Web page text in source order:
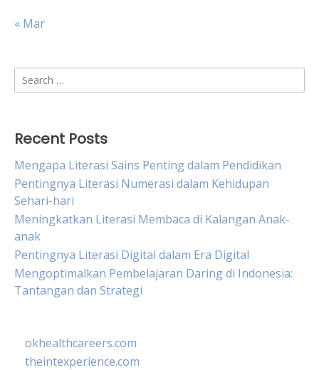
« Mar
Search
for:
Recent Posts
Mengapa Literasi Sains Penting dalam Pendidikan
Pentingnya Literasi Numerasi dalam Kehidupan
Sehari-hari
Meningkatkan Literasi Membaca di Kalangan Anak-
anak
Pentingnya Literasi Digital dalam Era Digital
Mengoptimalkan Pembelajaran Daring di Indonesia:
Tantangan dan Strategi
okhealthcareers.com
theintexperience.com